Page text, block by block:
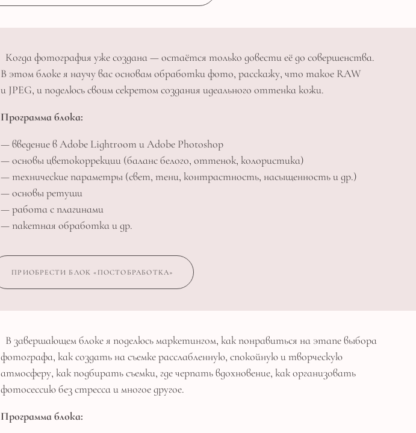
Когда фотография уже создана — остаётся только довести её до совершенства.
В этом блоке я научу вас основам обработки фото, расскажу, что такое RAW
и JPEG, и поделюсь своим секретом создания идеального оттенка кожи.
Программа блока:
— введение в Adobe Lightroom и Adobe Photoshop
— основы цветокоррекции (баланс белого, оттенок, колористика)
— технические параметры (свет, тени, контрастность, насыщенность и др.)
— основы ретуши
— работа с плагинами
— пакетная обработка и др.
ПРИОБРЕСТИ БЛОК «ПОСТОБРАБОТКА»
В завершающем блоке я поделюсь маркетингом, как понравиться на этапе выбора
фотографа, как создать на съемке расслабленную, спокойную и творческую
атмосферу, как подбирать съемки, где черпать вдохновение, как организовать
фотосессию без стресса и многое другое.
Программа блока: